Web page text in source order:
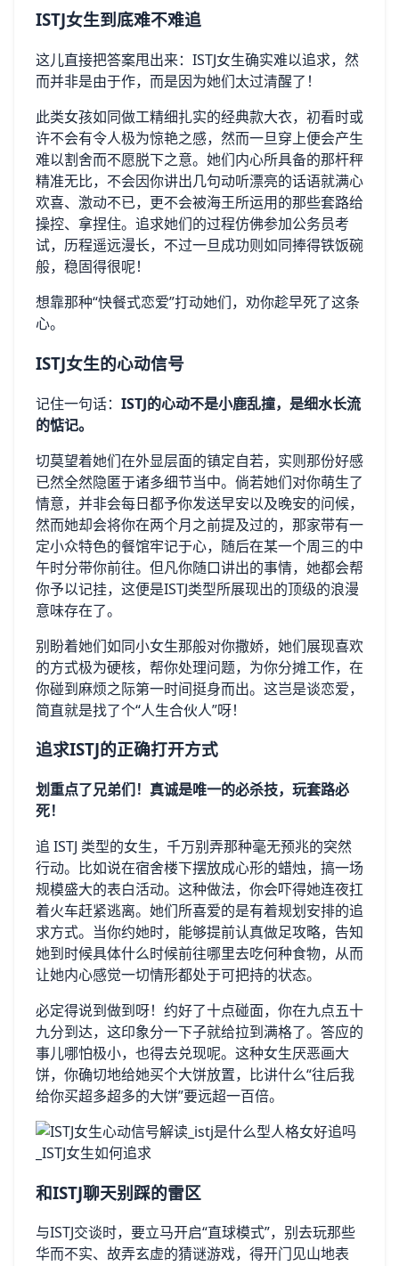
ISTJ女生到底难不难追
这儿直接把答案甩出来：ISTJ女生确实难以追求，然
而并非是由于作，而是因为她们太过清醒了！
此类女孩如同做工精细扎实的经典款大衣，初看时或
许不会有令人极为惊艳之感，然而一旦穿上便会产生
难以割舍而不愿脱下之意。她们内心所具备的那杆秤
精准无比，不会因你讲出几句动听漂亮的话语就满心
欢喜、激动不已，更不会被海王所运用的那些套路给
操控、拿捏住。追求她们的过程仿佛参加公务员考
试，历程遥远漫长，不过一旦成功则如同捧得铁饭碗
般，稳固得很呢！
想靠那种“快餐式恋爱”打动她们，劝你趁早死了这条
心。
ISTJ女生的心动信号
记住一句话： ISTJ的心动不是小鹿乱撞，是细水长流
的惦记。
切莫望着她们在外显层面的镇定自若，实则那份好感
已然全然隐匿于诸多细节当中。倘若她们对你萌生了
情意，并非会每日都予你发送早安以及晚安的问候，
然而她却会将你在两个月之前提及过的，那家带有一
定小众特色的餐馆牢记于心，随后在某一个周三的中
午时分带你前往。但凡你随口讲出的事情，她都会帮
你予以记挂，这便是ISTJ类型所展现出的顶级的浪漫
意味存在了。
别盼着她们如同小女生那般对你撒娇，她们展现喜欢
的方式极为硬核，帮你处理问题，为你分摊工作，在
你碰到麻烦之际第一时间挺身而出。这岂是谈恋爱，
简直就是找了个“人生合伙人”呀！
追求ISTJ的正确打开方式
划重点了兄弟们！真诚是唯一的必杀技，玩套路必
死！
追 ISTJ 类型的女生，千万别弄那种毫无预兆的突然
行动。比如说在宿舍楼下摆放成心形的蜡烛，搞一场
规模盛大的表白活动。这种做法，你会吓得她连夜扛
着火车赶紧逃离。她们所喜爱的是有着规划安排的追
求方式。当你约她时，能够提前认真做足攻略，告知
她到时候具体什么时候前往哪里去吃何种食物，从而
让她内心感觉一切情形都处于可把持的状态。
必定得说到做到呀！约好了十点碰面，你在九点五十
九分到达，这印象分一下子就给拉到满格了。答应的
事儿哪怕极小，也得去兑现呢。这种女生厌恶画大
饼，你确切地给她买个大饼放置，比讲什么“往后我
给你买超多超多的大饼”要远超一百倍。
和ISTJ聊天别踩的雷区
与ISTJ交谈时，要立马开启“直球模式”，别去玩那些
华而不实、故弄玄虚的猜谜游戏，得开门见山地表